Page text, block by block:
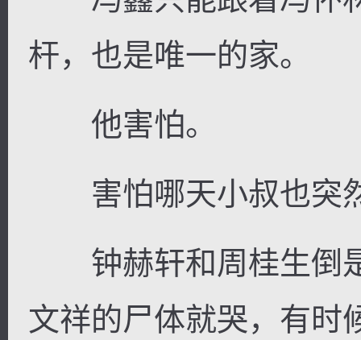
杆，也是唯一的家。
他害怕。
害怕哪天小叔也突
钟赫轩和周桂生倒
文祥的尸体就哭，有时